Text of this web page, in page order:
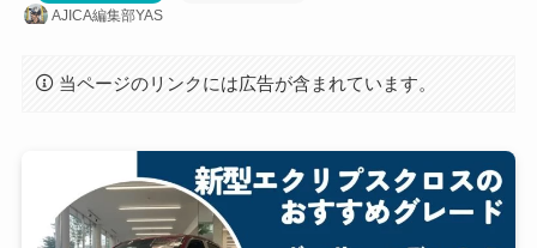
AJICA編集部YAS
当ページのリンクには広告が含まれています。